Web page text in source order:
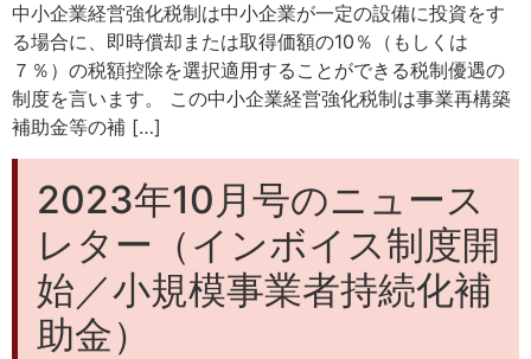
中小企業経営強化税制は中小企業が一定の設備に投資をす
る場合に、即時償却または取得価額の10％（もしくは
７％）の税額控除を選択適用することができる税制優遇の
制度を言います。 この中小企業経営強化税制は事業再構築
補助金等の補 […]
2023年10月号のニュース
レター（インボイス制度開
始／小規模事業者持続化補
助金）